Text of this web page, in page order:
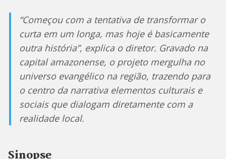
“Começou com a tentativa de transformar o
curta em um longa, mas hoje é basicamente
outra história”, explica o diretor. Gravado na
capital amazonense, o projeto mergulha no
universo evangélico na região, trazendo para
o centro da narrativa elementos culturais e
sociais que dialogam diretamente com a
realidade local.
Sinopse